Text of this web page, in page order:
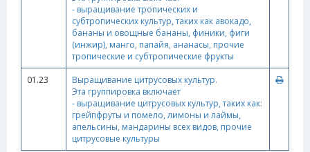
- выращивание тропических и
субтропических культур, таких как авокадо,
бананы и овощные бананы, финики, фиги
(инжир), манго, папайя, ананасы, прочие
тропические и субтропические фрукты
01.23
Выращивание цитрусовых культур.
Эта группировка включает
- выращивание цитрусовых культур, таких как:
грейпфруты и помело, лимоны и лаймы,
апельсины, мандарины всех видов, прочие
цитрусовые культуры